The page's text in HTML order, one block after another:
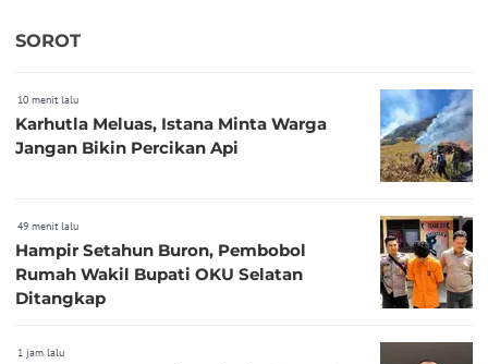
SOROT
10 menit lalu
Karhutla Meluas, Istana Minta Warga
Jangan Bikin Percikan Api
49 menit lalu
Hampir Setahun Buron, Pembobol
Rumah Wakil Bupati OKU Selatan
Ditangkap
1 jam lalu